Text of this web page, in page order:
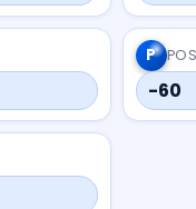
P
-60